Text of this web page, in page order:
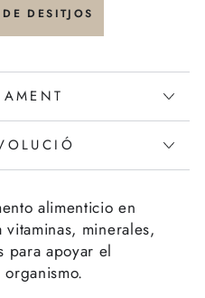
DESITJOS
alimenticio en
minerales,
para apoyar el